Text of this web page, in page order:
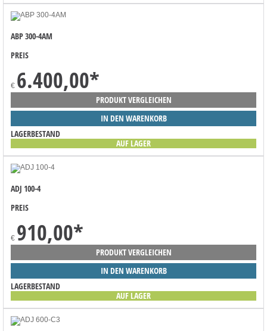
ABP 300-4AM
PREIS
€ 6.400,00*
PRODUKT VERGLEICHEN
IN DEN WARENKORB
LAGERBESTAND
AUF LAGER
ADJ 100-4
PREIS
€ 910,00*
PRODUKT VERGLEICHEN
IN DEN WARENKORB
LAGERBESTAND
AUF LAGER